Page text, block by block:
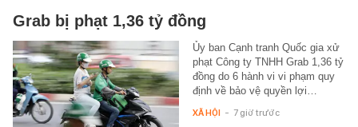
Grab bị phạt 1,36 tỷ đồng
Ủy ban Cạnh tranh Quốc gia xử
phạt Công ty TNHH Grab 1,36 tỷ
đồng do 6 hành vi vi phạm quy
định về bảo vệ quyền lợi…
XÃ HỘI - 7 giờ trước